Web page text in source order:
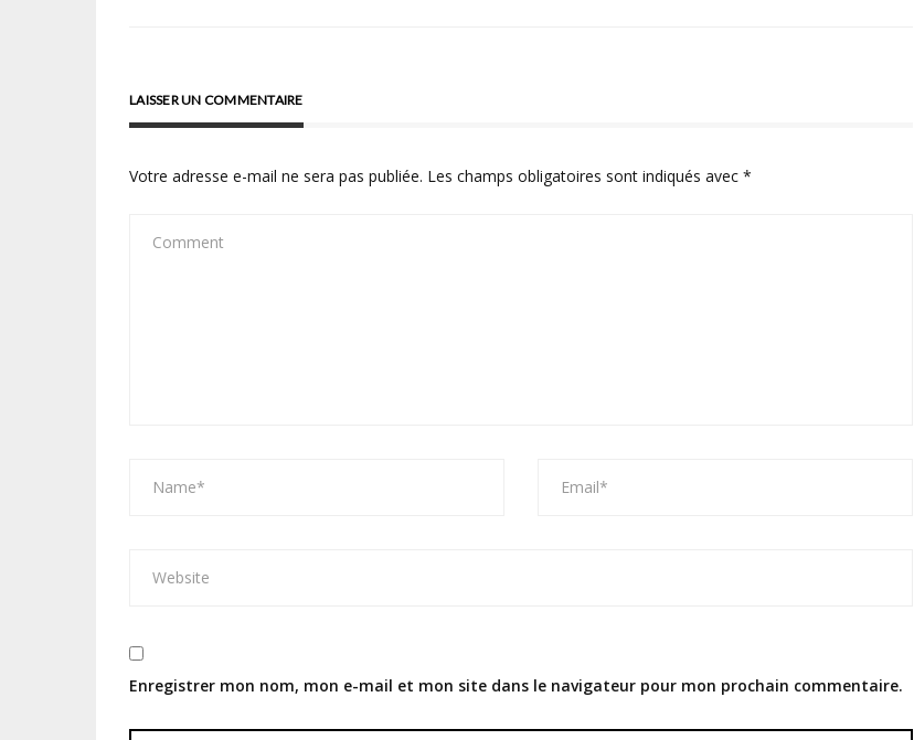
LAISSER UN COMMENTAIRE
Votre adresse e-mail ne sera pas publiée. Les champs obligatoires sont indiqués avec *
Enregistrer mon nom, mon e-mail et mon site dans le navigateur pour mon prochain commentaire.